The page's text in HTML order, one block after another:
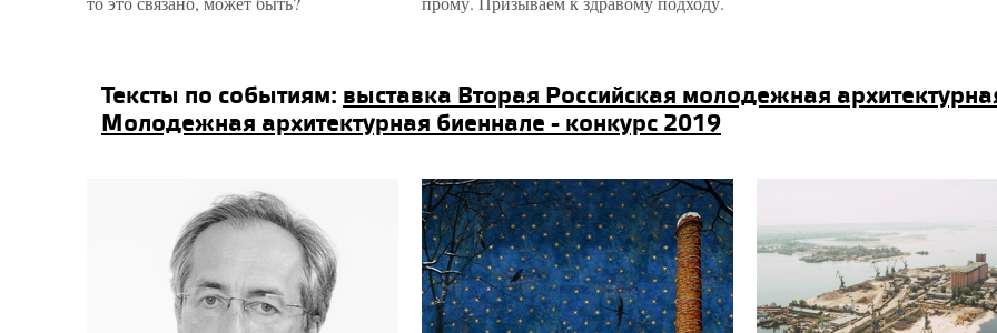
Тексты по событиям: выставка Вторая Российская молодежная
Молодежная архитектурная биеннале - конкурс 2019